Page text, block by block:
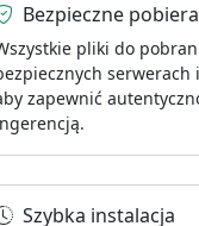
Bezpieczne
pliki do
serwerach
zapewnić
Szybka instalacja